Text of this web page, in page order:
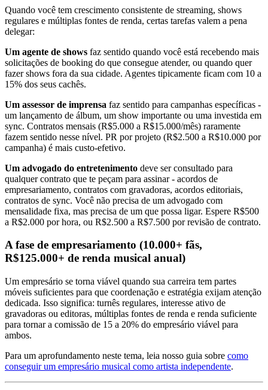
Quando você tem crescimento consistente de streaming, shows
regulares e múltiplas fontes de renda, certas tarefas valem a pena
delegar:
Um agente de shows faz sentido quando você está recebendo mais
solicitações de booking do que consegue atender, ou quando quer
fazer shows fora da sua cidade. Agentes tipicamente ficam com 10 a
15% dos seus cachês.
Um assessor de imprensa faz sentido para campanhas específicas -
um lançamento de álbum, um show importante ou uma investida em
sync. Contratos mensais (R$5.000 a R$15.000/mês) raramente
fazem sentido nesse nível. PR por projeto (R$2.500 a R$10.000 por
campanha) é mais custo-efetivo.
Um advogado do entretenimento deve ser consultado para
qualquer contrato que te peçam para assinar - acordos de
empresariamento, contratos com gravadoras, acordos editoriais,
contratos de sync. Você não precisa de um advogado com
mensalidade fixa, mas precisa de um que possa ligar. Espere R$500
a R$2.000 por hora, ou R$2.500 a R$7.500 por revisão de contrato.
A fase de empresariamento (10.000+ fãs,
R$125.000+ de renda musical anual)
Um empresário se torna viável quando sua carreira tem partes
móveis suficientes para que coordenação e estratégia exijam atenção
dedicada. Isso significa: turnês regulares, interesse ativo de
gravadoras ou editoras, múltiplas fontes de renda e renda suficiente
para tornar a comissão de 15 a 20% do empresário viável para
ambos.
Para um aprofundamento neste tema, leia nosso guia sobre como
conseguir um empresário musical como artista independente.